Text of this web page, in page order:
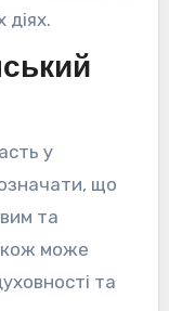
діях.
у
що
та
може
та